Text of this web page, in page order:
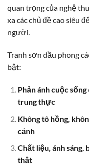
quan trọng của nghệ
xa các chủ đề cao siêu
người.
Tranh sơn dầu phong
bật:
Phản ánh cuộc
trung thực
Không tô hồng,
cảnh
Chất liệu, ánh
thật